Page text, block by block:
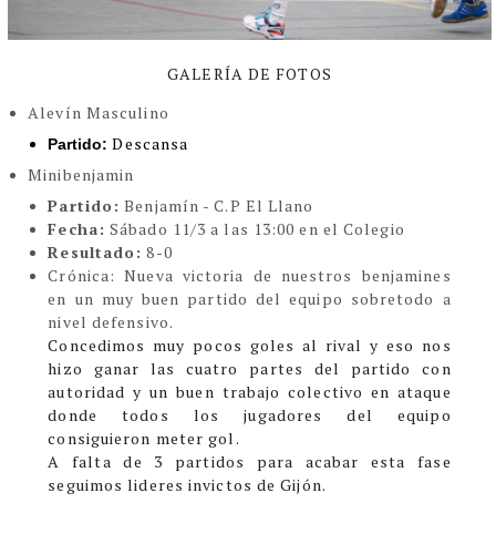
GALERÍA DE FOTOS
Alevín Masculino
Partido: Descansa
Minibenjamin
Partido: Benjamín - C.P El Llano
Fecha: Sábado 11/3 a las 13:00 en el Colegio
Resultado: 8-0
Crónica: Nueva victoria de nuestros benjamines
en un muy buen partido del equipo sobretodo a
nivel defensivo.
Concedimos muy pocos goles al rival y eso nos
hizo ganar las cuatro partes del partido con
autoridad y un buen trabajo colectivo en ataque
donde todos los jugadores del equipo
consiguieron meter gol.
A falta de 3 partidos para acabar esta fase
seguimos lideres invictos de Gijón.